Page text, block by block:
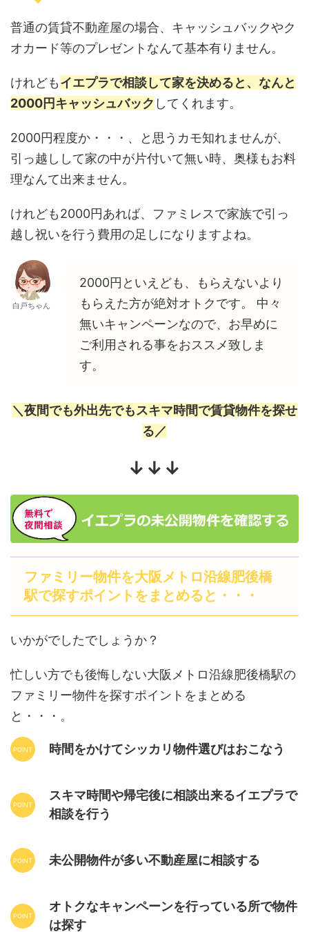
普通の賃貸不動産屋の場合、キャッシュバックやク
オカード等のプレゼントなんて基本有りません。
けれどもイエプラで相談して家を決めると、なんと
2000円キャッシュバック してくれます。
2000円程度か・・・、と思うカモ知れませんが、
引っ越しして家の中が片付いて無い時、奥様もお料
理なんて出来ません。
けれども2000円あれば、ファミレスで家族で引っ
越し祝いを行う費用の足しになりますよね。
白戸ちゃん
2000円といえども、もらえないより
もらえた方が絶対オトクです。 中々
無いキャンペーンなので、お早めに
ご利用される事をおススメ致しま
す。
＼夜間でも外出先でもスキマ時間で賃貸物件を探せ
る／
↓↓↓
ファミリー物件を大阪メトロ沿線肥後橋
駅で探すポイントをまとめると・・・
いかがでしたでしょうか？
忙しい方でも後悔しない大阪メトロ沿線肥後橋駅の
ファミリー物件を探すポイントをまとめる
と・・・。
時間をかけてシッカリ物件選びはおこなう
スキマ時間や帰宅後に相談出来るイエプラで
相談を行う
未公開物件が多い不動産屋に相談する
オトクなキャンペーンを行っている所で物件
は探す